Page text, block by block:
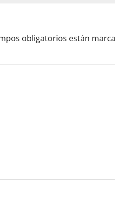
obligatorios están